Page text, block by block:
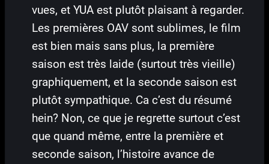
vues, et YUA est plutôt plaisant à regarder.
Les premières OAV sont sublimes, le film
est bien mais sans plus, la première
saison est très laide (surtout très vieille)
graphiquement, et la seconde saison est
plutôt sympathique. Ca c’est du résumé
hein? Non, ce que je regrette surtout c’est
que quand même, entre la première et
seconde saison, l’histoire avance de